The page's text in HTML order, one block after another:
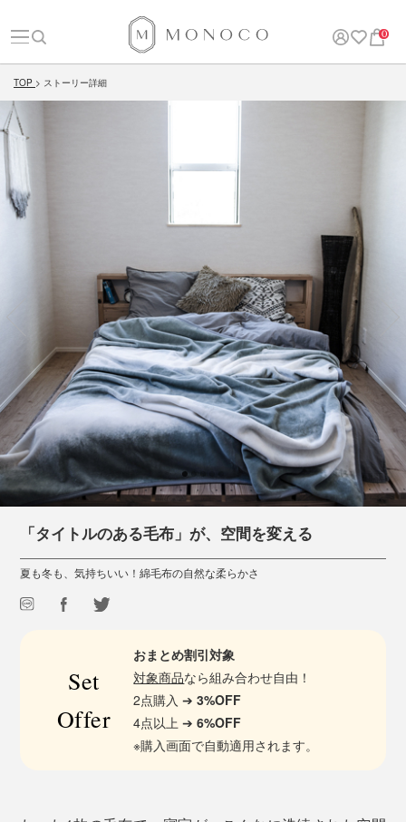
0
TOP ストーリー詳細
「タイトルのある毛布」が、空間を変える
夏も冬も、気持ちいい！綿毛布の自然な柔らかさ
Set
Offer
おまとめ割引対象
対象商品なら組み合わせ自由！
2点購入 ➔3%OFF
4点以上 ➔6%OFF
※購入画面で自動適用されます。